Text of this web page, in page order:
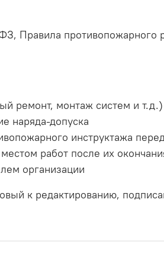
Правила
ремонт, монтаж систем и т.д.)
наряда-допуска
инструктажа
работ после их
организации
к редактированию,